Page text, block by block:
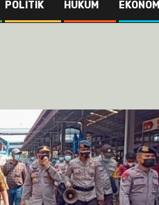
POLITIK HUKUM EKONOMI